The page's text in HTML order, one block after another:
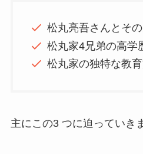
松丸亮吾さんとそ
松丸家4兄弟の高学
松丸家の独特な教
主にこの3 つに迫っていき